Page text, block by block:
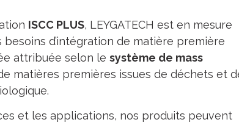
ISCC PLUS, LEYGATECH est en mesure
d’intégration de matière première
attribuée selon le système de mass
matières premières issues de déchets et
et les applications, nos produits peuvent